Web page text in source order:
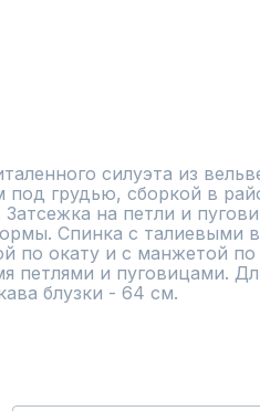
силуэта из
под грудью, сборкой в
на петли и
Спинка с талиевыми
по окату и с манжетой по
петлями и пуговицами.
блузки - 64 см.